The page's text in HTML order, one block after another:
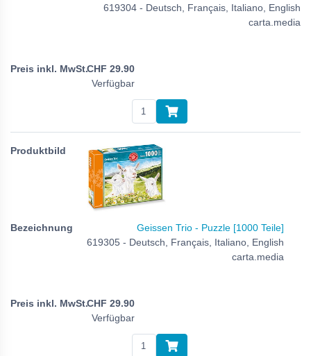
619304 - Deutsch, Français, Italiano, English
carta.media
CHF 29.90
Verfügbar
Geissen Trio - Puzzle [1000 Teile]
619305 - Deutsch, Français, Italiano, English
carta.media
CHF 29.90
Verfügbar